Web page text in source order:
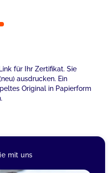
für Ihr Zertifikat. Sie
ausdrucken. Ein
Original in Papierform
mit uns